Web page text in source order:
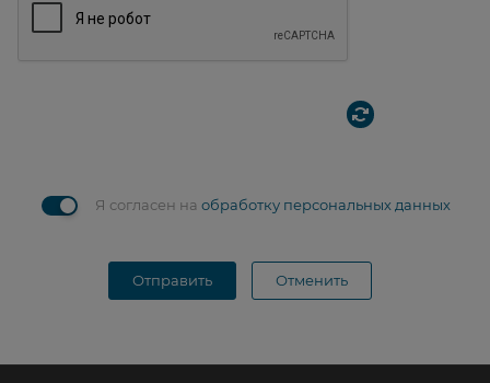
Я согласен на обработку персональных данных
Отправить Отменить